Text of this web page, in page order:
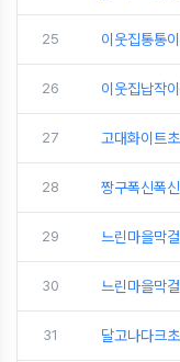
25 이웃집통통
26 이웃집납작
27 고대화이트
28 짱구폭신폭
29 느린마을막
30 느린마을막
31 달고나다크